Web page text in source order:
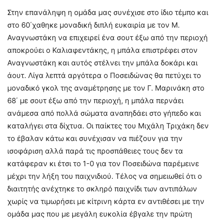
Στην επανάληψη η ομάδα μας συνέχισε στο ίδιο τέμπο και
στο 60΄χαθηκε μοναδική διπλή ευκαιρία με τον Μ.
Αναγνωστάκη να επιχειρεί ένα σουτ έξω από την περιοχή
αποκρούει ο Καλιαφεντάκης, η μπάλα επιστρέφει στον
Αναγνωστάκη και αυτός στέλνει την μπάλα δοκάρι και
άουτ. Λίγα λεπτά αργότερα ο Ποσειδώνας θα πετύχει το
μοναδικό γκολ της αναμέτρησης με τον Γ. Μαρινάκη στο
68΄ με σουτ έξω από την περιοχή, η μπάλα περνάει
ανάμεσα από πολλά σώματα αναπηδάει στο γήπεδο και
καταλήγει στα δίχτυα. Οι παίκτες του Μιχάλη Τριχάκη δεν
το έβαλαν κάτω και συνέχισαν να πιέζουν για την
ισοφάριση αλλά παρά τις προσπάθειες τους δεν τα
κατάφεραν κι έτσι το 1-0 για τον Ποσειδώνα παρέμεινε
μέχρι την λήξη του παιχνιδιού. Τέλος να σημειωθεί ότι ο
διαιτητής ανέχτηκε το σκληρό παιχνίδι των αντιπάλων
χωρίς να τιμωρήσει με κίτρινη κάρτα εν αντιθέσει με την
ομάδα μας που με μεγάλη ευκολία έβγαλε την πρώτη